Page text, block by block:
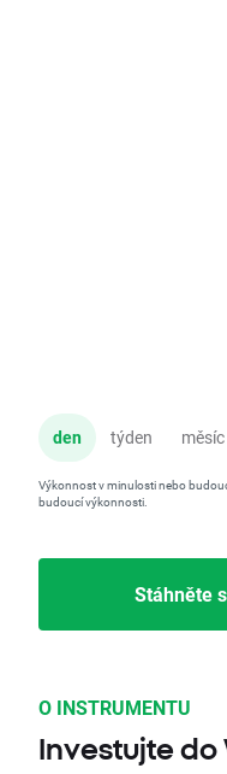
den týden měsíc
Výkonnost v minulosti nebo
budoucí výkonnosti.
Stáhněte
O INSTRUMENTU
Investujte do